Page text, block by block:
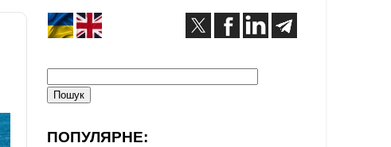
ПОПУЛЯРНЕ: